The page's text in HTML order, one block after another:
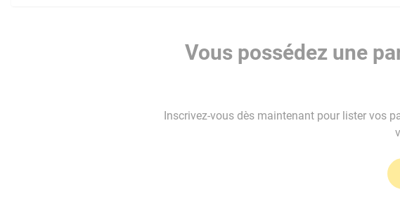
Vous possédez une
Inscrivez-vous dès maintenant pour lister vos